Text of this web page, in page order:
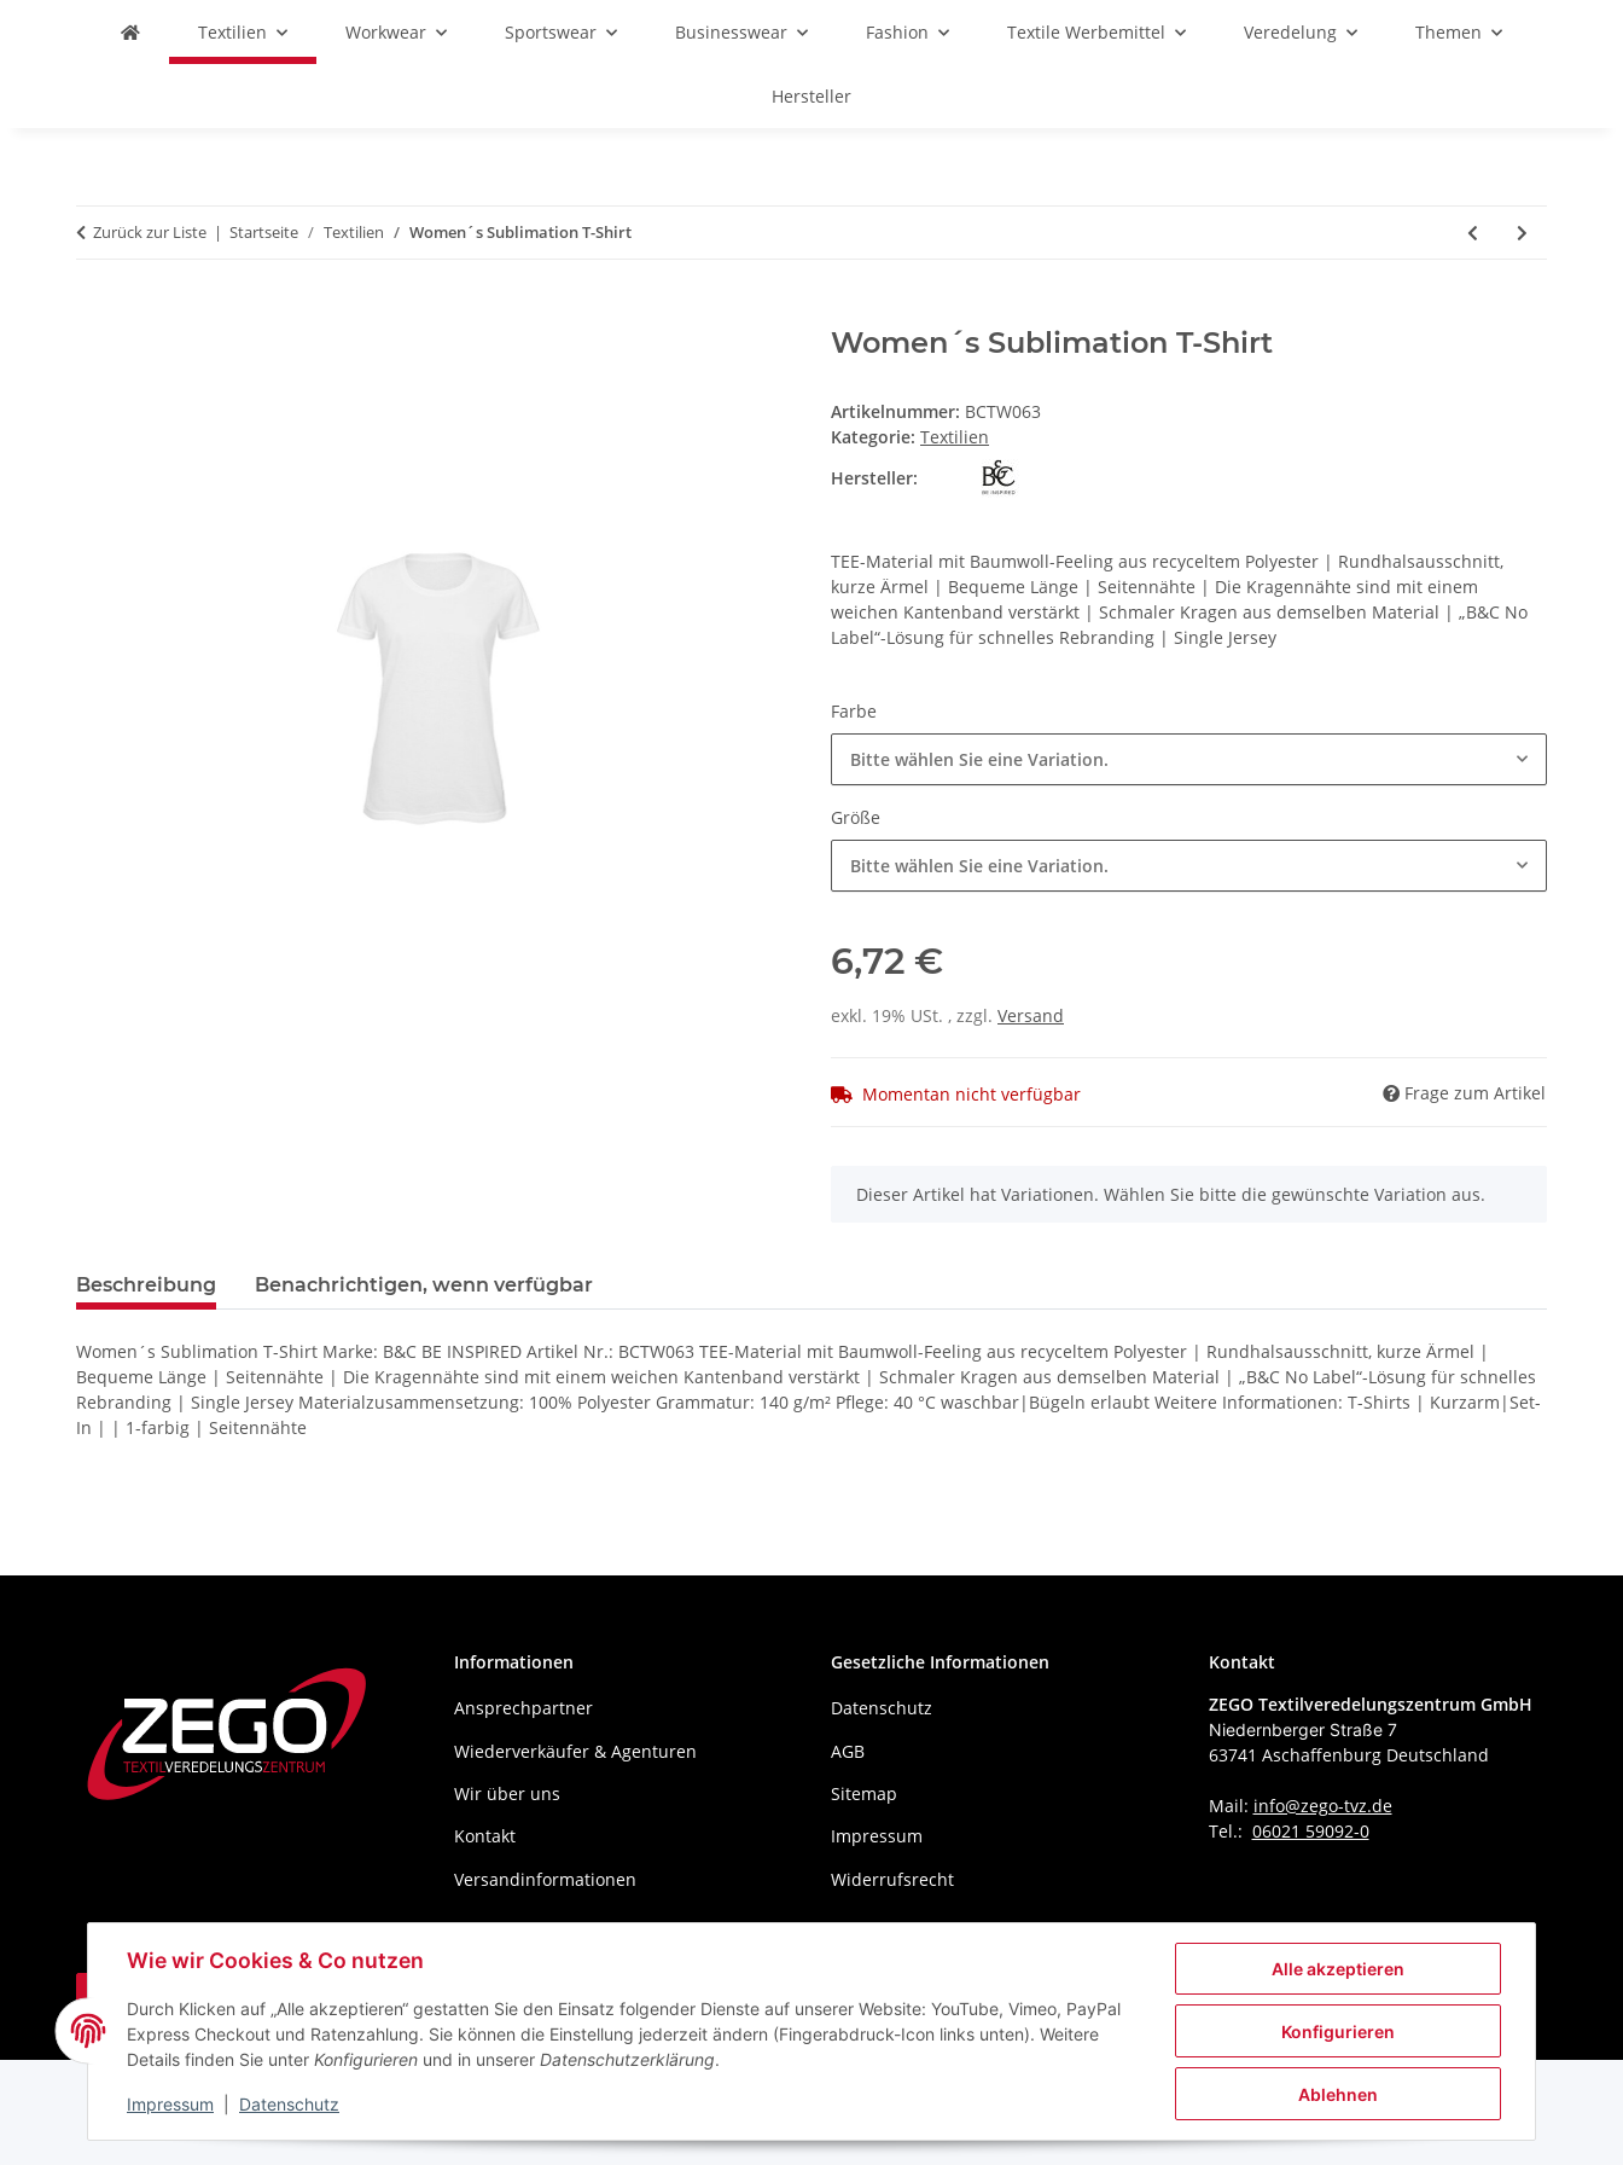
Alle akzeptieren
Konfigurieren
Ablehnen
Wie wir Cookies & Co nutzen
Durch Klicken auf „Alle akzeptieren“ gestatten Sie den Einsatz folgender Dienste auf unserer Website: YouTube, Vimeo, PayPal
Express Checkout und Ratenzahlung. Sie können die Einstellung jederzeit ändern (Fingerabdruck-Icon links unten). Weitere
Details finden Sie unter Konfigurieren und in unserer Datenschutzerklärung.
Impressum Datenschutz
Textilien Workwear Sportswear Businesswear Fashion Textile Werbemittel Veredelung Themen
Hersteller
Zurück zur Liste Startseite Textilien Women´s Sublimation T-Shirt
Women´s Sublimation T-Shirt
Artikelnummer: BCTW063
Kategorie: Textilien
Hersteller:
TEE-Material mit Baumwoll-Feeling aus recyceltem Polyester | Rundhalsausschnitt,
kurze Ärmel | Bequeme Länge | Seitennähte | Die Kragennähte sind mit einem
weichen Kantenband verstärkt | Schmaler Kragen aus demselben Material | „B&C No
Label“-Lösung für schnelles Rebranding | Single Jersey
Farbe
Bitte wählen Sie eine Variation.
Größe
Bitte wählen Sie eine Variation.
6,72 €
exkl. 19% USt. , zzgl. Versand
Momentan nicht verfügbar Frage zum Artikel
x
Dieser Artikel hat Variationen. Wählen Sie bitte die gewünschte Variation aus.
Beschreibung Benachrichtigen, wenn verfügbar
Women´s Sublimation T-Shirt Marke: B&C BE INSPIRED Artikel Nr.: BCTW063 TEE-Material mit Baumwoll-Feeling aus recyceltem Polyester | Rundhalsausschnitt, kurze Ärmel |
Bequeme Länge | Seitennähte | Die Kragennähte sind mit einem weichen Kantenband verstärkt | Schmaler Kragen aus demselben Material | „B&C No Label“-Lösung für schnelles
Rebranding | Single Jersey Materialzusammensetzung: 100% Polyester Grammatur: 140 g/m² Pflege: 40 °C waschbar|Bügeln erlaubt Weitere Informationen: T-Shirts | Kurzarm|Set-
In | | 1-farbig | Seitennähte
Informationen
Ansprechpartner
Wiederverkäufer & Agenturen
Wir über uns
Kontakt
Versandinformationen
Gesetzliche Informationen
Datenschutz
AGB
Sitemap
Impressum
Widerrufsrecht
Kontakt
ZEGO Textilveredelungszentrum GmbH
Niedernberger Straße 7
63741 Aschaffenburg Deutschland
Mail: info@zego-tvz.de
Tel.: 06021 59092-0
* Alle Preise zzgl. gesetzlicher USt., zzgl.Versand